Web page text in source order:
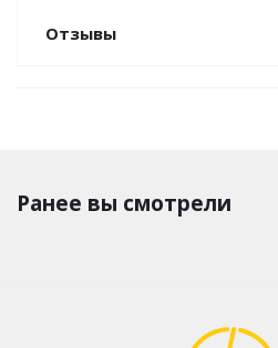
Отзывы
Ранее вы смотрели